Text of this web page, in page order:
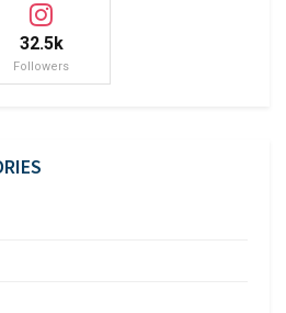
32.5k
Followers